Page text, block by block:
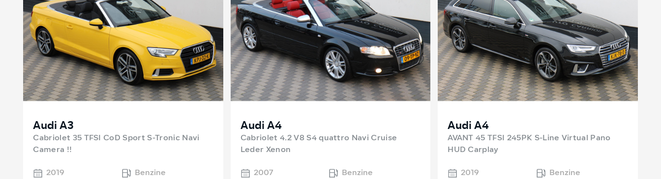
Audi A3
Cabriolet 35 TFSI CoD Sport S-Tronic Navi
Camera !!
2019
Benzine
Audi A4
Cabriolet 4.2 V8 S4 quattro Navi Cruise
Leder Xenon
2007
Benzine
Audi A4
AVANT 45 TFSI 245PK S-Line Virtual Pano
HUD Carplay
2019
Benzine